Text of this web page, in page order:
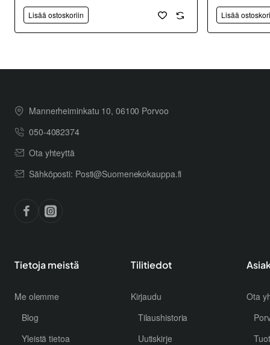
Lisää ostoskoriin Lisää
Mannerheiminkatu 10, 06100 Porvoo
050-4082374
Ota yhteyttä
Sähköposti: Posti@Suomenekokauppa.fi
Tietoja meistä
Me olemme
Blog
Yleistä tietoa
Tilitiedot
Kirjaudu
Tilaushistoria
Uutiskirje
Ota